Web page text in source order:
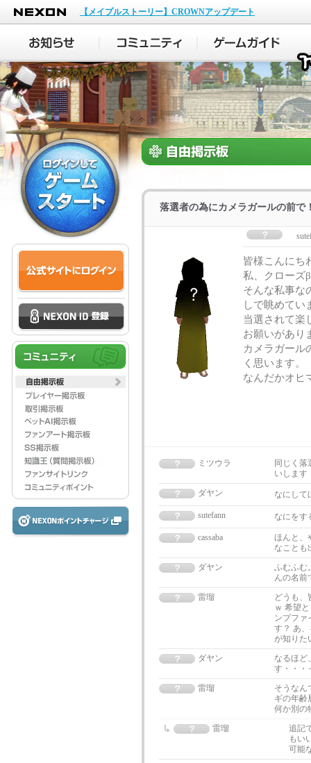
NEXON
【メイプルストーリー】CROWNアップデート
落選者の為にカメラガールの前で
皆様こんにち
私、クローズ
そんな私事な
しで眺めてい
当選されて楽
お願いがあり
カメラガール
く思います。
なんだかオヒ
ミツウラ
同じく落
いします
ダヤン
なにして
sutefann なにをす
cassaba
ほんと、
なことも
ダヤン
ふむふむ
んの名前
雷瑠
どうも、
ｗ 希望
ンプファ
す？ あ
が知りた
ダヤン
なるほど
す・・・
雷瑠
そうなん
ギの年齢
何か別の
雷瑠
追記
もい
可能